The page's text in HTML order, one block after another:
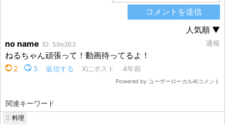
関連キーワード
料理